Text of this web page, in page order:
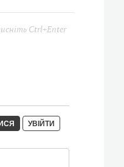
Ctrl+Enter